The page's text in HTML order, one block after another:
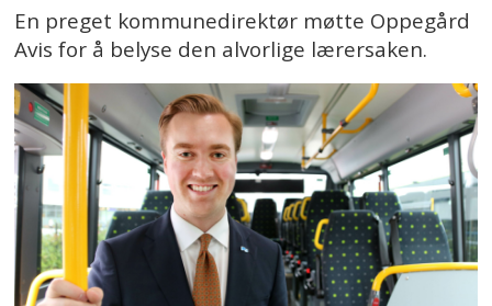
En preget kommunedirektør møtte Oppegård
Avis for å belyse den alvorlige lærersaken.